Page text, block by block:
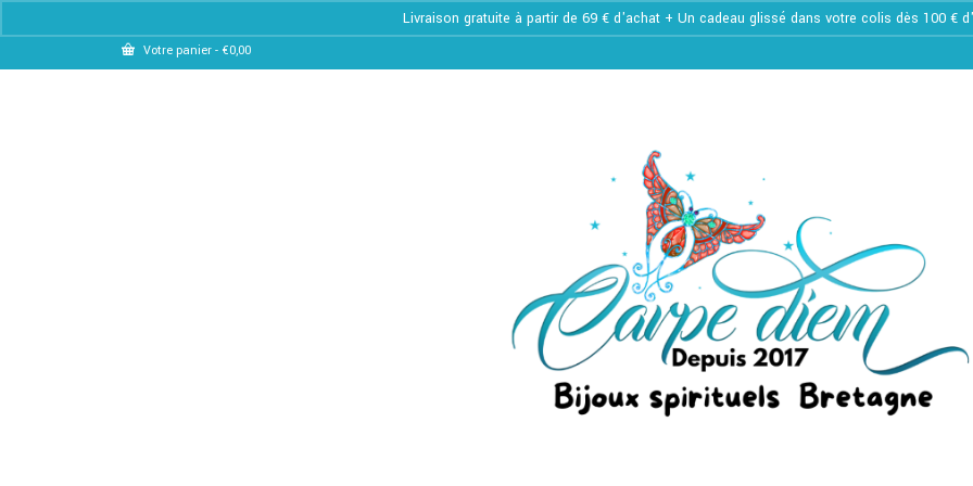
Livraison gratuite à partir de 69 € d'achat + Un cadeau glissé dans votre colis dès 100 €
Votre panier - €0,00